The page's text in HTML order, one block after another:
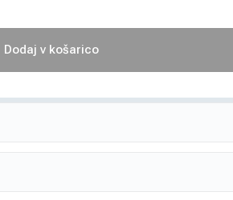
Dodaj v košarico